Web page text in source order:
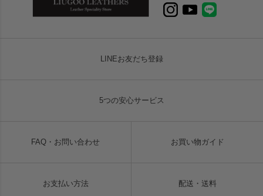
LINEお友だち登録
5つの安心サービス
FAQ・お問い合わせ お買い物ガイド
お支払い方法 配送・送料